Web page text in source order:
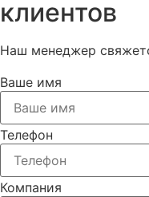
клиентов
Наш менеджер
Ваше имя
Телефон
Компания